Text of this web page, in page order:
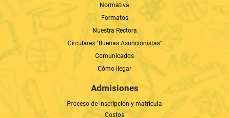
Nuestra Rectora
Circulares "Buenas Asuncionistas"
Comunicados
Cómo llegar
Admisiones
Proceso de inscripción y matrícula
Costos
Plan de estudios
Pagos de pensión